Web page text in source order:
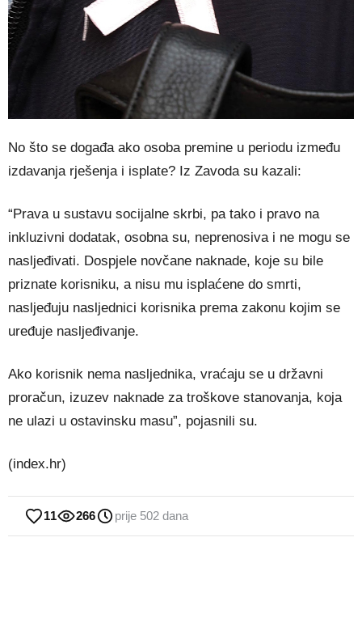
No što se događa ako osoba premine u periodu između
izdavanja rješenja i isplate? Iz Zavoda su kazali:
“Prava u sustavu socijalne skrbi, pa tako i pravo na
inkluzivni dodatak, osobna su, neprenosiva i ne mogu se
nasljeđivati. Dospjele novčane naknade, koje su bile
priznate korisniku, a nisu mu isplaćene do smrti,
nasljeđuju nasljednici korisnika prema zakonu kojim se
uređuje nasljeđivanje.
Ako korisnik nema nasljednika, vraćaju se u državni
proračun, izuzev naknade za troškove stanovanja, koja
ne ulazi u ostavinsku masu”, pojasnili su.
(index.hr)
11 266 prije 502 dana